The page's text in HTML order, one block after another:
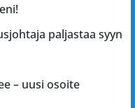
paljastaa syyn
– uusi osoite